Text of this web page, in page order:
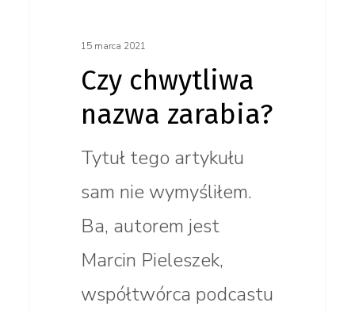
15 marca 2021
Czy chwytliwa
nazwa zarabia?
Tytuł tego artykułu
sam nie wymyśliłem.
Ba, autorem jest
Marcin Pieleszek,
współtwórca podcastu